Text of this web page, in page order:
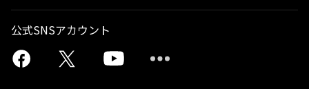
公式SNSアカウント